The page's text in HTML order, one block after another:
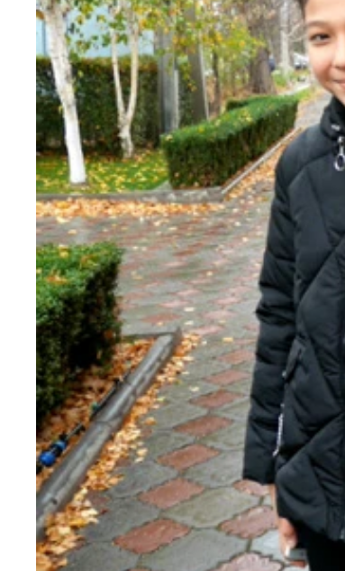
カラコルの「ジェティオグズの奇岩と渓
ビシュケクからカラコルへ向かうマルシ
ハートが裂けた形をした岩
真っ赤な雄牛が７頭並んだジェティオグ
滝は凍っていた
イチョウの絨毯
マスカットは安く、バナナは高かった
ナンを売る優しいおばちゃん
カラコルの名物「アシュランフー」と呼
日本語で「ハンドメイドお土産」と書い
フエルト素材の雑貨や、ハチミツなど。
店舗もあれば、車で野菜を売りに来てい
小枝のアイスキャンディー。タツノオト
タクシーでの帰り道。正面から牛のご一
フエルト素材の雑貨や、ハチミツなど。